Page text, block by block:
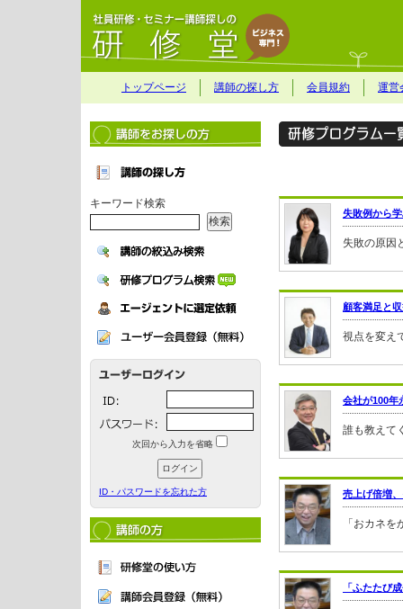
トップページ 講師の探し方 会員規約 運営
キーワード検索
次回から入力を省略
ID・パスワードを忘れた方
失敗例から
失敗の原因
顧客満足と
視点を変え
会社が100年
誰も教えて
売上げ倍増
「おカネ
「ふたたび